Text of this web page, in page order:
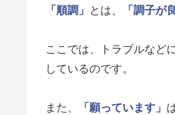
「順調」 とは、 「調子が
ここでは、トラブルなど
しているのです。
また、 「願っています」